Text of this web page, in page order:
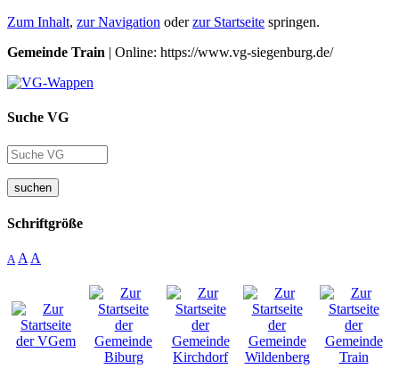
Zum Inhalt, zur Navigation oderzur Startseite springen.
Gemeinde Train | Online: https://www.vg-siegenburg.de/
Suche VG
suchen
Schriftgröße
A A A